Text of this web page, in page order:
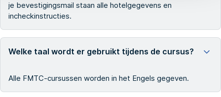
je bevestigingsmail staan alle hotelgegevens en
incheckinstructies.
Welke taal wordt er gebruikt tijdens de cursus?
Alle FMTC-cursussen worden in het Engels gegeven.